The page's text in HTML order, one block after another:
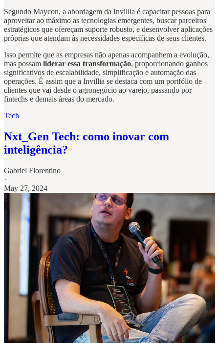
Segundo Maycon, a abordagem da Invillia é capacitar pessoas para
aproveitar ao máximo as tecnologias emergentes, buscar parceiros
estratégicos que ofereçam suporte robusto, e desenvolver aplicações
próprias que atendam às necessidades específicas de seus clientes.
Isso permite que as empresas não apenas acompanhem a evolução,
mas possam liderar essa transformação, proporcionando ganhos
significativos de escalabilidade, simplificação e automação das
operações. É assim que a Invillia se destaca com um portfólio de
clientes que vai desde o agronegócio ao varejo, passando por
fintechs e demais áreas do mercado.
Tech
Nxt_Gen Tech: como inovar com
inteligência?
Gabriel Florentino
·
May 27, 2024